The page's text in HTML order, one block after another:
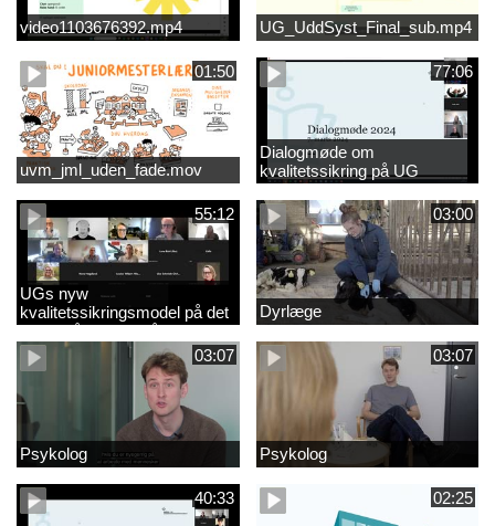
video1103676392.mp4 UG_UddSyst_Final_sub.mp4
01:50
uvm_jml_uden_fade.mov
77:06
Dialogmøde om
kvalitetssikring på UG
55:12
UGs nyw
kvalitetssikringsmodel på det
videregående område
03:00
Dyrlæge
03:07
Psykolog
03:07
Psykolog
40:33 02:25